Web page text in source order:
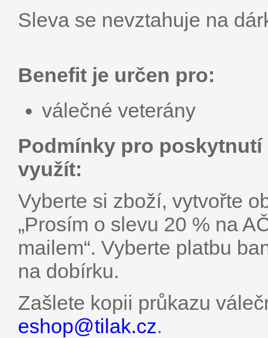
Sleva se nevztahuje na
Benefit je určen pro:
válečné veterány
Podmínky pro
využít:
Vyberte si zboží, vytvořte
„Prosím o slevu 20 % na
mailem“. Vyberte platbu
na dobírku.
Zašlete kopii průkazu
eshop@tilak.cz.